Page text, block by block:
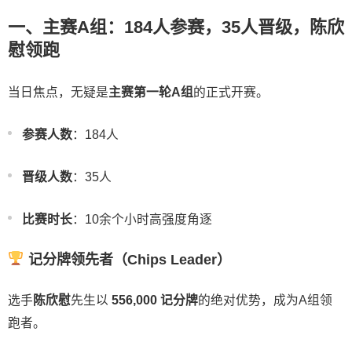
一、主赛A组：184人参赛，35人晋级，陈欣
慰领跑
当日焦点，无疑是主赛第一轮A组 的正式开赛。
参赛人数：184人
晋级人数：35人
比赛时长：10余个小时高强度角逐
记分牌领先者（Chips Leader）
选手 陈欣慰先生以 556,000 记分牌的绝对优势，成为A组领
跑者。